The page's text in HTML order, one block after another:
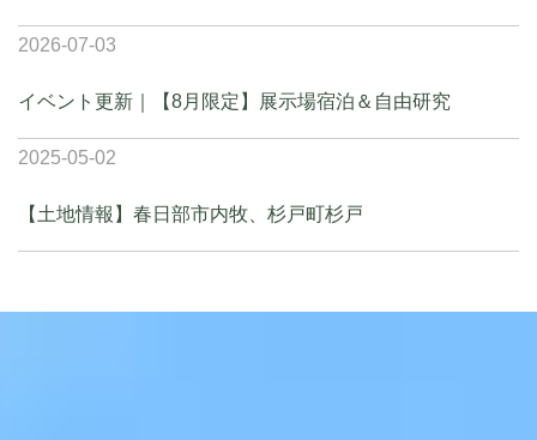
2026-07-03
イベント更新｜【8月限定】展示場宿泊＆自由研究
2025-05-02
【土地情報】春日部市内牧、杉戸町杉戸